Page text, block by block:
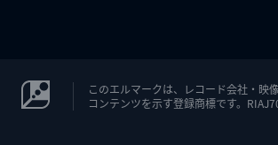
このエルマークは、レコード会社・映
コンテンツを示す登録商標です。